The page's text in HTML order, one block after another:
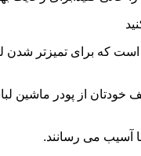
است که برای تمیزتر
خودتان از پودر
آسیب می رسانند.